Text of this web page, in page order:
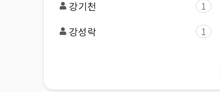
강기천 1
강성락 1